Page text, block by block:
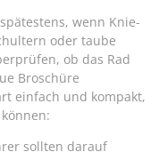
wenn Knie-
oder taube
ob das Rad
Broschüre
einfach und kompakt,
sollten darauf